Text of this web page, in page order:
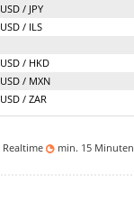
USD / JPY
USD / ILS
USD / HKD
USD / MXN
USD / ZAR
Realtime min. 15 Minuten